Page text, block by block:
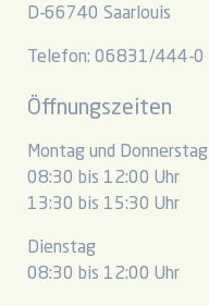
D-66740 Saarlouis
Telefon: 06831/444-0
Öffnungszeiten
Montag und Donnerstag
08:30 bis 12:00 Uhr
13:30 bis 15:30 Uhr
Dienstag
08:30 bis 12:00 Uhr